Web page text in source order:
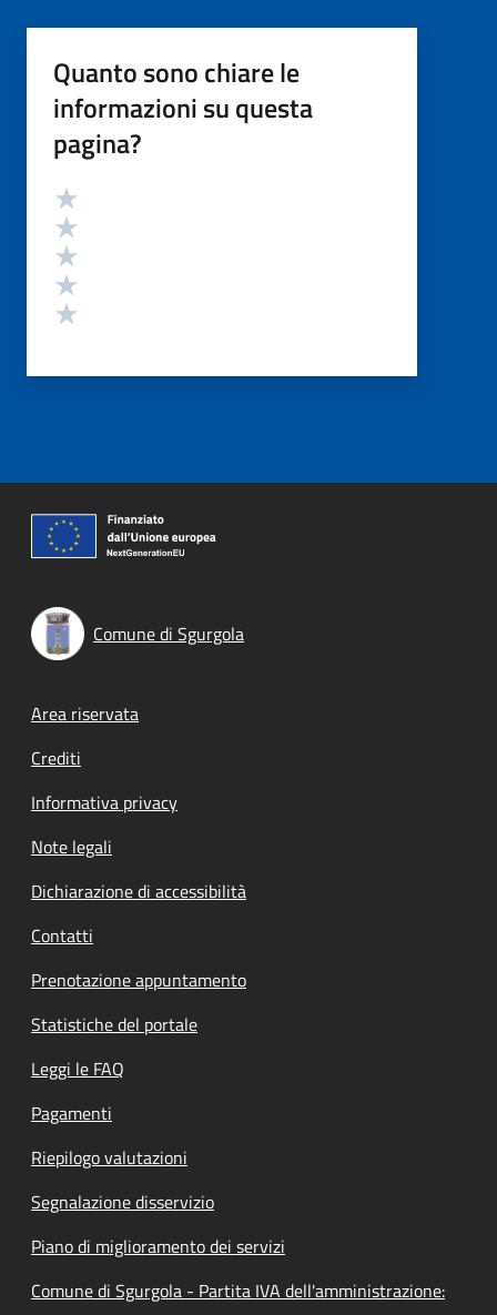
Quanto sono chiare le
informazioni su questa
pagina?
Valutazione
Comune di Sgurgola
Footer menu
Area riservata
Crediti
Informativa privacy
Note legali
Dichiarazione di accessibilità
Contatti
Prenotazione appuntamento
Statistiche del portale
Leggi le FAQ
Pagamenti
Riepilogo valutazioni
Segnalazione disservizio
Piano di miglioramento dei servizi
Comune di Sgurgola - Partita IVA dell'amministrazione: